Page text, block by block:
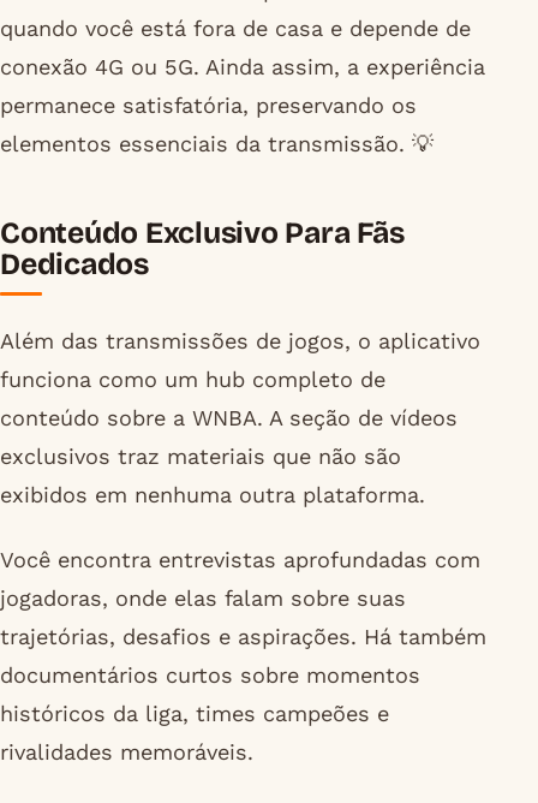
quando você está fora de casa e depende de
conexão 4G ou 5G. Ainda assim, a experiência
permanece satisfatória, preservando os
elementos essenciais da transmissão. 💡
Conteúdo Exclusivo Para Fãs
Dedicados
Além das transmissões de jogos, o aplicativo
funciona como um hub completo de
conteúdo sobre a WNBA. A seção de vídeos
exclusivos traz materiais que não são
exibidos em nenhuma outra plataforma.
Você encontra entrevistas aprofundadas com
jogadoras, onde elas falam sobre suas
trajetórias, desafios e aspirações. Há também
documentários curtos sobre momentos
históricos da liga, times campeões e
rivalidades memoráveis.